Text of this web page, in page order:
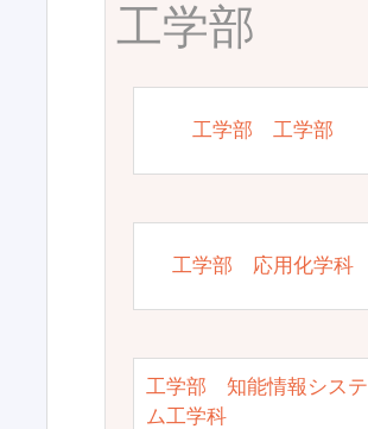
工学部
工学部 工学部
工学部 応用化学科
工学部 知能情報システ
ム工学科